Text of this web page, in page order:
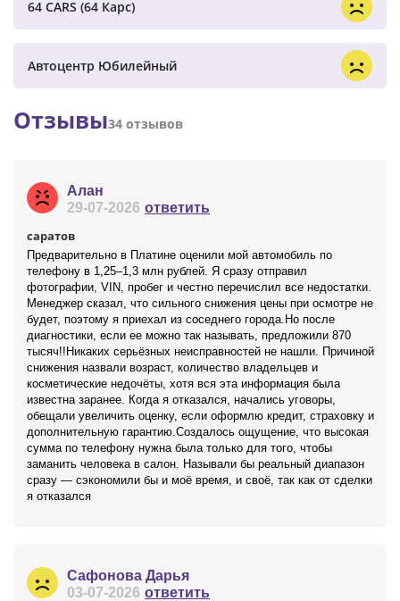
64 CARS (64 Карс)
Автоцентр Юбилейный
Отзывы34 отзывов
Алан
29-07-2026 ответить
саратов
Предварительно в Платине оценили мой автомобиль по
телефону в 1,25–1,3 млн рублей. Я сразу отправил
фотографии, VIN, пробег и честно перечислил все недостатки.
Менеджер сказал, что сильного снижения цены при осмотре не
будет, поэтому я приехал из соседнего города.Но после
диагностики, если ее можно так называть, предложили 870
тысяч!!Никаких серьёзных неисправностей не нашли. Причиной
снижения назвали возраст, количество владельцев и
косметические недочёты, хотя вся эта информация была
известна заранее. Когда я отказался, начались уговоры,
обещали увеличить оценку, если оформлю кредит, страховку и
дополнительную гарантию.Создалось ощущение, что высокая
сумма по телефону нужна была только для того, чтобы
заманить человека в салон. Называли бы реальный диапазон
сразу — сэкономили бы и моё время, и своё, так как от сделки
я отказался
Сафонова Дарья
03-07-2026 ответить